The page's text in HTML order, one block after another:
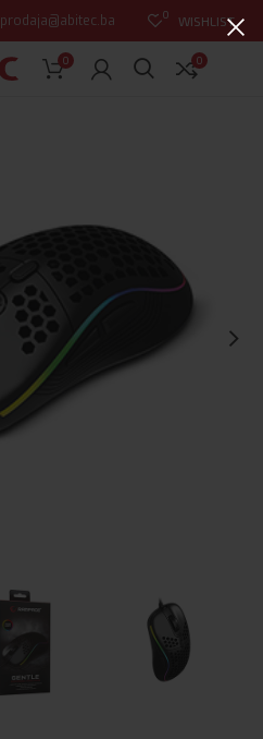
prodaja@abitec.ba 0 WISHLIST
0 0